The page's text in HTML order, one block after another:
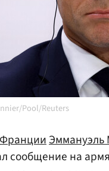
Pool/Reuters
ФранцииЭммануэль
сообщение на